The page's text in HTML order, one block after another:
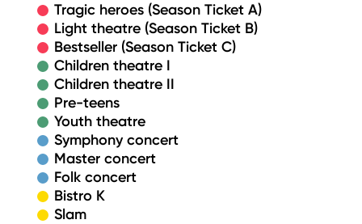
Tragic heroes (Season Ticket A)
Light theatre (Season Ticket B)
Bestseller (Season Ticket C)
Children theatre I
Children theatre II
Pre-teens
Youth theatre
Symphony concert
Master concert
Folk concert
Bistro K
Slam